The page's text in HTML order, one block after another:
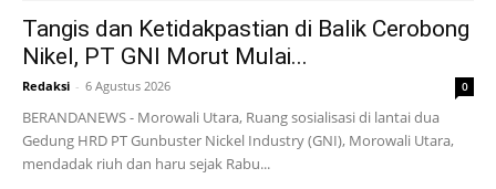
Tangis dan Ketidakpastian di Balik Cerobong
Nikel, PT GNI Morut Mulai...
Redaksi - 6 Agustus 2026 0
BERANDANEWS - Morowali Utara, Ruang sosialisasi di lantai dua
Gedung HRD PT Gunbuster Nickel Industry (GNI), Morowali Utara,
mendadak riuh dan haru sejak Rabu...